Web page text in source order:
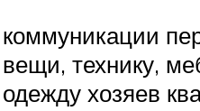
технику,
хозяев